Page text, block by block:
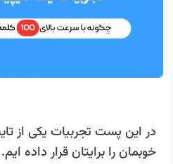
در این پست تجربیات یکی از
خوبمان را برایتان قرار داده ایم.